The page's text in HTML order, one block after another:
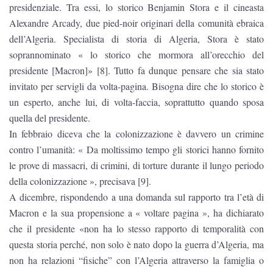
presidenziale. Tra essi, lo storico Benjamin Stora e il cineasta
Alexandre Arcady, due pied-noir originari della comunità ebraica
dell’Algeria. Specialista di storia di Algeria, Stora è stato
soprannominato « lo storico che mormora all’orecchio del
presidente [Macron]» [8]. Tutto fa dunque pensare che sia stato
invitato per servigli da volta-pagina. Bisogna dire che lo storico è
un esperto, anche lui, di volta-faccia, soprattutto quando sposa
quella del presidente.
In febbraio diceva che la colonizzazione è davvero un crimine
contro l’umanità: « Da moltissimo tempo gli storici hanno fornito
le prove di massacri, di crimini, di torture durante il lungo periodo
della colonizzazione », precisava [9].
A dicembre, rispondendo a una domanda sul rapporto tra l’età di
Macron e la sua propensione a « voltare pagina », ha dichiarato
che il presidente «non ha lo stesso rapporto di temporalità con
questa storia perché, non solo è nato dopo la guerra d’Algeria, ma
non ha relazioni “fisiche” con l’Algeria attraverso la famiglia o